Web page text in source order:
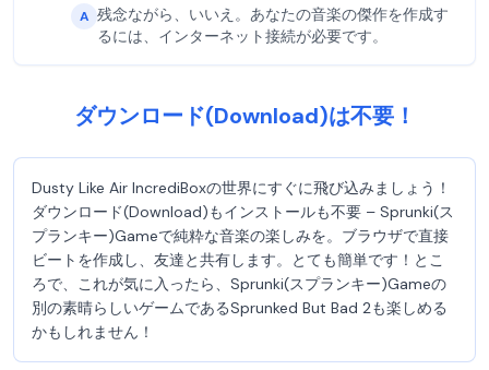
A 残念ながら、いいえ。あなたの音楽の傑作を作成す
るには、インターネット接続が必要です。
ダウンロード(Download)は不要！
Dusty Like Air IncrediBoxの世界にすぐに飛び込みましょう！
ダウンロード(Download)もインストールも不要 – Sprunki(ス
プランキー)Gameで純粋な音楽の楽しみを。ブラウザで直接
ビートを作成し、友達と共有します。とても簡単です！とこ
ろで、これが気に入ったら、Sprunki(スプランキー)Gameの
別の素晴らしいゲームであるSprunked But Bad 2も楽しめる
かもしれません！